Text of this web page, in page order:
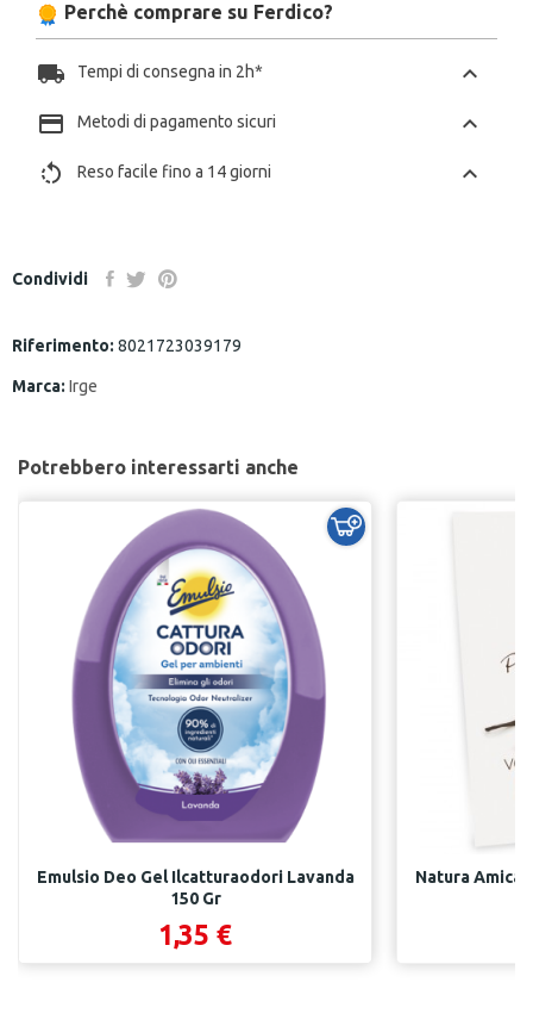
Perchè comprare su Ferdico?
local_shipping Tempi di consegna in 2h*
chevron_left
payment
Metodi di pagamento sicuri
chevron_left
rotate_left
Reso facile fino a 14 giorni chevron_left
Condividi
Riferimento: 8021723039179
Marca: Irge
Potrebbero interessarti anche
Emulsio Deo Gel Ilcatturaodori Lavanda
150 Gr
1,35 €
Natura Amica